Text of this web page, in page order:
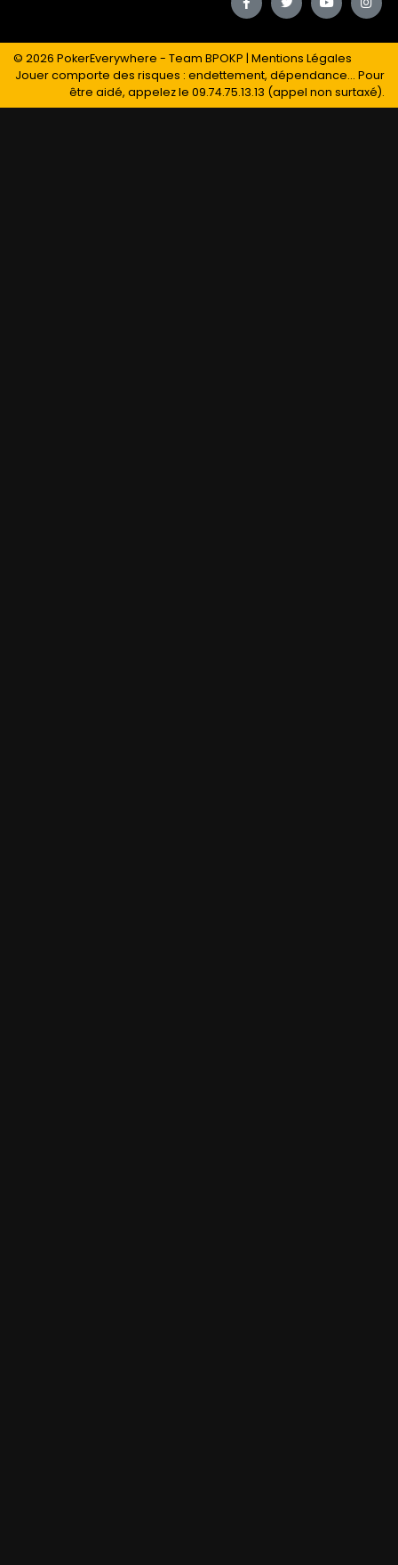
© 2026 PokerEverywhere - Team BPOKP | Mentions Légales
Jouer comporte des risques : endettement, dépendance... Pour
être aidé, appelez le 09.74.75.13.13 (appel non surtaxé).